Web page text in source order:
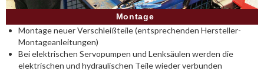
Montage
Montage neuer Verschleißteile (entsprechenden Hersteller-
Montageanleitungen)
Bei elektrischen Servopumpen und Lenksäulen werden die
elektrischen und hydraulischen Teile wieder verbunden